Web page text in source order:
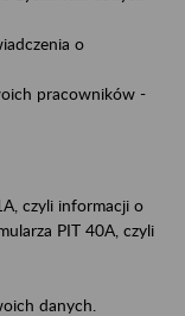
o
pracowników -
czyli informacji o
PIT 40A, czyli
danych.